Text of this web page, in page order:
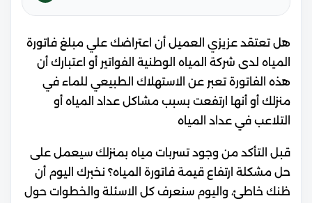
هل تعتقد عزيزي العميل أن اعتراضك علي مبلغ فاتورة
المياه لدى شركة المياه الوطنية الفواتير أو اعتبارك أن
هذه الفاتورة تعبر عن الاستهلاك الطبيعي للماء في
منزلك أو أنها ارتفعت بسبب مشاكل عداد المياه أو
التلاعب في عداد المياه
قبل التأكد من وجود تسربات مياه بمنزلك سيعمل على
حل مشكلة ارتفاع قيمة فاتورة المياه؟ نخبرك اليوم أن
ظنك خاطئ، واليوم سنعرف كل الاسئلة والخطوات حول